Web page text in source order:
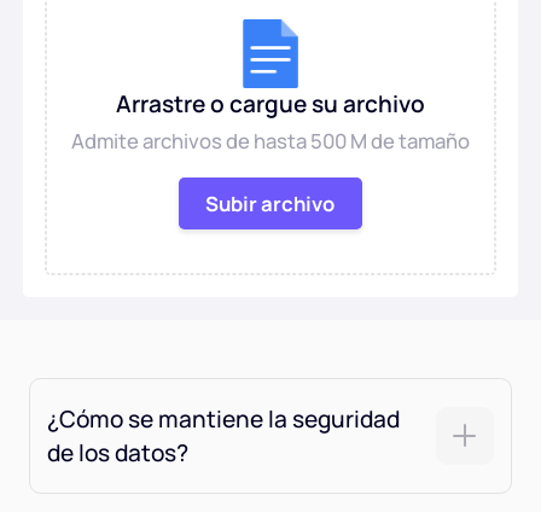
Imágenes de limpieza
Restaurar foto antigua
Colorear fotografía
Compresor de imágenes gratuito
Modelos de moda con inteligencia artificial
Herramientas PDF
Explorar todas las herramientas
Arrastre o cargue su archivo
Admite archivos de hasta 500 M de tamaño
Subir archivo
¿Cómo se mantiene la seguridad
de los datos?